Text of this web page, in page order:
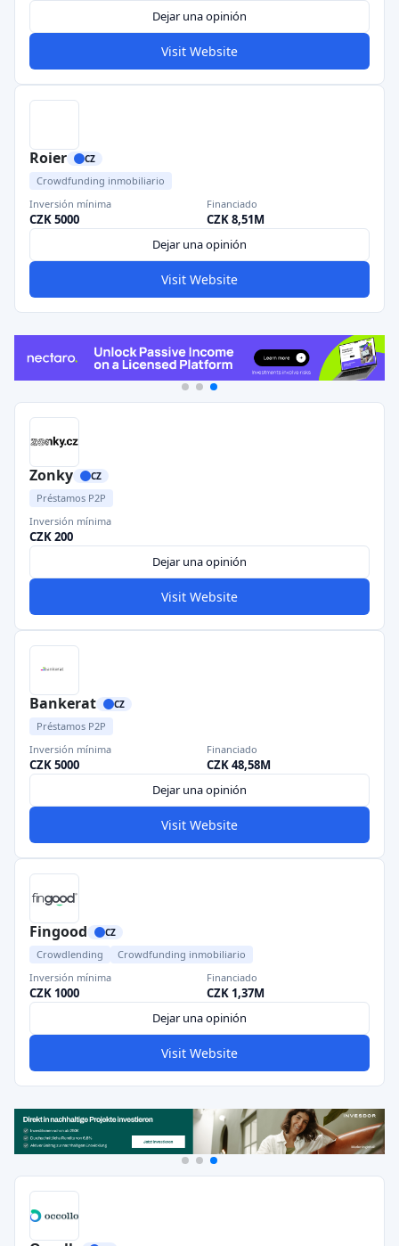
Dejar una opinión
Visit Website
Roier CZ
Crowdfunding inmobiliario
Inversión mínima
CZK 5000
Financiado
CZK 8,51M
Dejar una opinión
Visit Website
Zonky CZ
Préstamos P2P
Inversión mínima
CZK 200
Dejar una opinión
Visit Website
Bankerat CZ
Préstamos P2P
Inversión mínima
CZK 5000
Financiado
CZK 48,58M
Dejar una opinión
Visit Website
Fingood CZ
Crowdlending
Crowdfunding inmobiliario
Inversión mínima
CZK 1000
Financiado
CZK 1,37M
Dejar una opinión
Visit Website